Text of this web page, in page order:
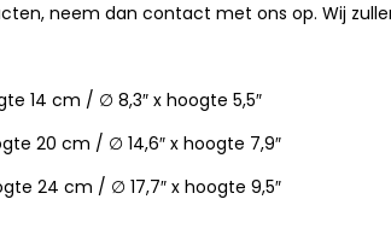
neem dan contact met ons op. Wij
14 cm / ∅ 8,3″ x hoogte 5,5″
20 cm / ∅ 14,6″ x hoogte 7,9″
24 cm / ∅ 17,7″ x hoogte 9,5″